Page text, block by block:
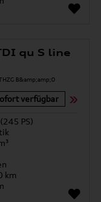
qu S line
verfügbar
PS)
km